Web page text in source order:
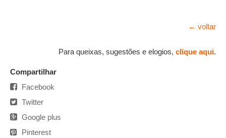
← voltar
Para queixas, sugestões e elogios, clique aqui.
Compartilhar
Facebook
Twitter
Google plus
Pinterest